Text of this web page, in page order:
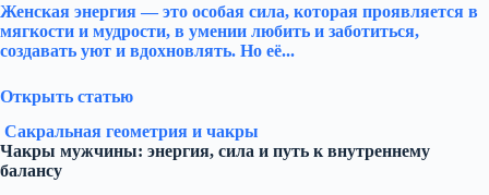
Женская энергия — это особая сила, которая проявляется в
мягкости и мудрости, в умении любить и заботиться,
создавать уют и вдохновлять. Но её...
Открыть статью
Сакральная геометрия и чакры
Чакры мужчины: энергия, сила и путь к внутреннему
балансу